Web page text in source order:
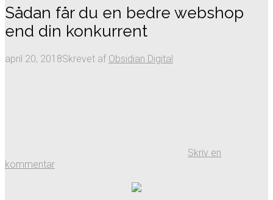
Sådan får du en bedre webshop
end din konkurrent
april 20, 2018Skrevet af Obsidian Digital
Skriv en
kommentar